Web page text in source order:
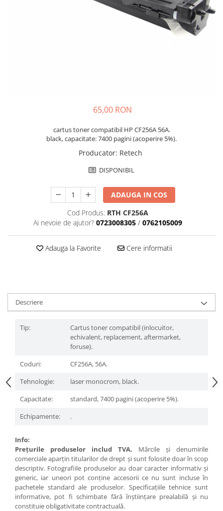
65,00 RON
cartus toner compatibil HP CF256A 56A.
black, capacitate: 7400 pagini (acoperire 5%).
Producator: Retech
DISPONIBIL
ADAUGA IN COS
Cod Produs: RTH CF256A
Ai nevoie de ajutor? 0723008305 / 0762105009
Adauga la Favorite Cere informatii
Descriere
Tip:
Cartus toner compatibil (inlocuitor,
echivalent, replacement, aftermarket,
foruse).
Coduri:
CF256A, 56A.
Tehnologie:
laser monocrom, black.
Capacitate:
standard, 7400 pagini (acoperire 5%).
Echipamente:
.
Info:
Preţurile produselor includ TVA. Mărcile şi denumirile
comerciale aparţin titularilor de drept şi sunt folosite doar în scop
descriptiv. Fotografiile produselor au doar caracter informativ şi
generic, iar uneori pot conţine accesorii ce nu sunt incluse în
pachetele standard ale produselor. Specificaţiile tehnice sunt
informative, pot fi schimbate fără înştiinţare prealabilă şi nu
constituie obligativitate contractuală.